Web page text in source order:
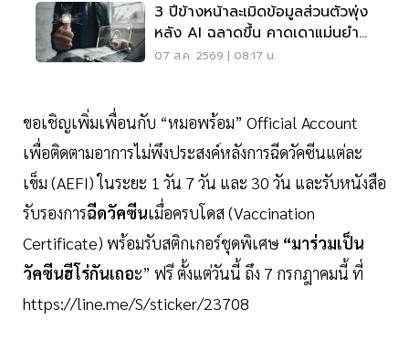
3 ปีข้างหน้าละเมิดข้อมูลส่วนตัวพุ่ง
หลัง AI ฉลาดขึ้น คาดเดาแม่นยำ
กว่าเดิม
07 ส.ค. 2569 | 08:17 น.
ขอเชิญเพิ่มเพื่อนกับ “หมอพร้อม” Official Account
เพื่อติดตามอาการไม่พึงประสงค์หลังการฉีดวัคซีนแต่ละ
เข็ม (AEFI) ในระยะ 1 วัน 7 วัน และ 30 วัน และรับหนังสือ
รับรองการฉีดวัคซีนเมื่อครบโดส (Vaccination
Certificate) พร้อมรับสติกเกอร์ชุดพิเศษ “มาร่วมเป็น
วัคซีนฮีโร่กันเถอะ” ฟรี ตั้งแต่วันนี้ ถึง 7 กรกฎาคมนี้ ที่
https://line.me/S/sticker/23708